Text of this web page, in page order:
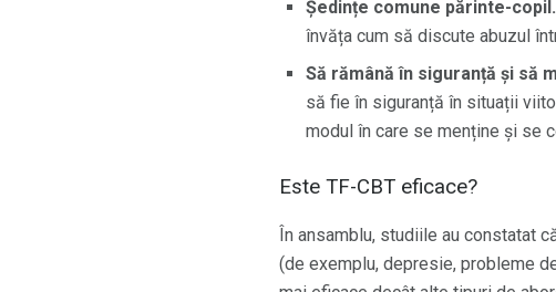
Ședințe comune părinte-copil.
învăța cum să discute abuzul
Să rămână în siguranță și să
să fie în siguranță în situații
modul în care se menține și se
Este TF-CBT eficace?
În ansamblu, studiile au constatat
(de exemplu, depresie, probleme